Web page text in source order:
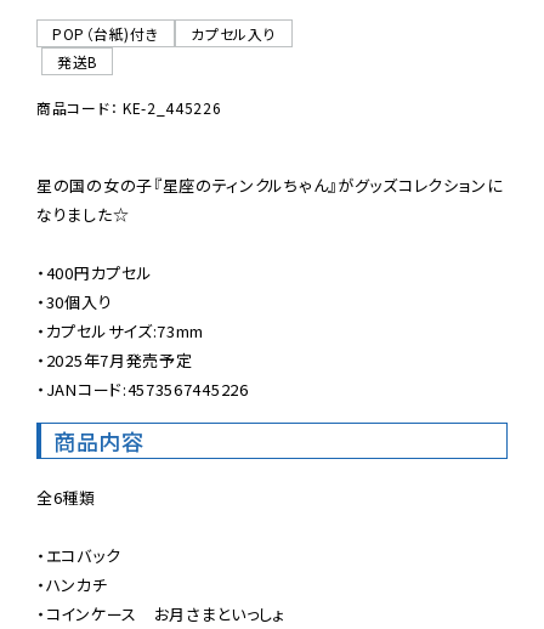
POP（台紙)付き
カプセル入り
発送B
商品コード： KE-2_445226
星の国の女の子『星座のティンクルちゃん』がグッズコレクションに
なりました☆
・400円カプセル
・30個入り
・カプセルサイズ:73mm
・2025年7月発売予定
・JANコード:4573567445226
商品内容
全6種類
・エコバック
・ハンカチ
・コインケース　お月さまといっしょ